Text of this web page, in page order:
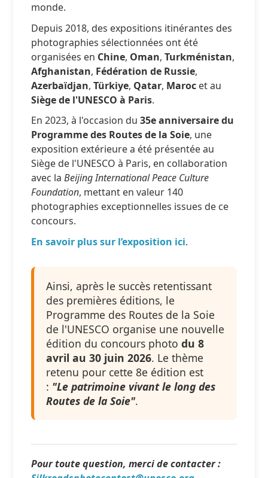
monde.
Depuis 2018, des expositions itinérantes des
photographies sélectionnées ont été
organisées en Chine, Oman,Turkménistan,
Afghanistan, Fédération de Russie,
Azerbaïdjan,Türkiye, Qatar, Maroc et au
Siège de l'UNESCO à Paris.
En 2023, à l'occasion du35e anniversaire du
Programme des Routes de la Soie, une
exposition extérieure a été présentée au
Siège de l'UNESCO à Paris, en collaboration
avec laBeijing International Peace Culture
Foundation, mettant en valeur 140
photographies exceptionnelles issues de ce
concours.
En savoir plus sur l’exposition ici.
Ainsi, après le succès retentissant
des premières éditions, le
Programme des Routes de la Soie
de l'UNESCO organise une nouvelle
édition du concours photodu 8
avril au 30 juin 2026. Le thème
retenu pour cette 8e édition est
: "Le patrimoine vivant le long des
Routes de la Soie".
Pour toute question, merci de contacter :